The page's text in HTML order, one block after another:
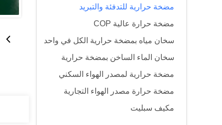
مضخة حرارية للتدفئة والتبريد
مضخة حرارة عالية COP
سخان مياه بمضخة حرارية الكل في واحد
سخان الماء الساخن بمضخة حرارية
مضخة حرارية لمصدر الهواء السكني
مضخة حرارة مصدر الهواء التجارية
مكيف سبليت